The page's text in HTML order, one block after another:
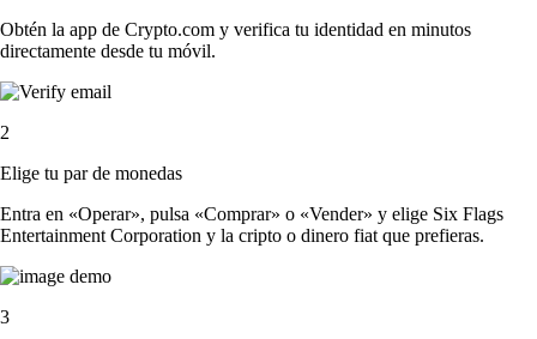
Obtén la app de Crypto.com y verifica tu identidad en minutos
directamente desde tu móvil.
2
Elige tu par de monedas
Entra en «Operar», pulsa «Comprar» o «Vender» y elige Six Flags
Entertainment Corporation y la cripto o dinero fiat que prefieras.
3